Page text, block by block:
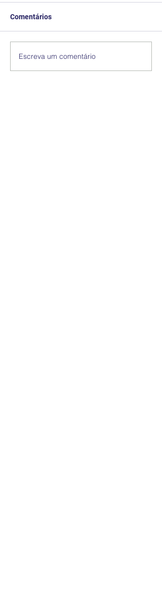
Comentários
Escreva um comentário